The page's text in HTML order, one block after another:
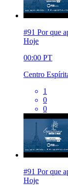
#91 Por que
Hoje
00:00 PT
Centro
1
0
0
#91 Por que
Hoje